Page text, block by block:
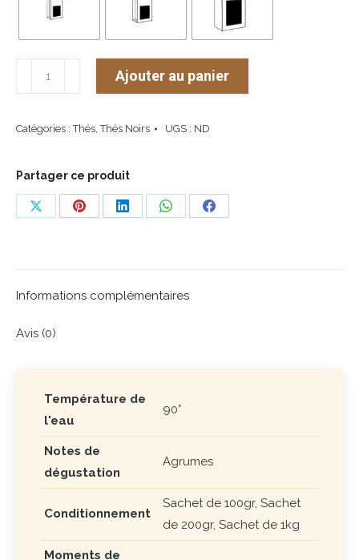
de
&
Cotta
Ajouter au panier
Catégories :Thés,Thés Noirs UGS : ND
Partager ce produit
Share
Share
Share
Share
Share
Informations complémentaires
Avis (0)
Température de
l'eau
90°
Notes de
dégustation
Agrumes
Conditionnement
Sachet de 100gr, Sachet
de 200gr, Sachet de 1kg
Moments de